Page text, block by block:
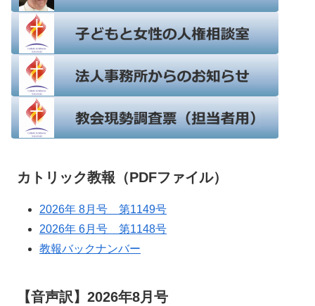
カトリック教報（PDFファイル）
2026年 8月号 第1149号
2026年 6月号 第1148号
教報バックナンバー
【音声訳】2026年8月号